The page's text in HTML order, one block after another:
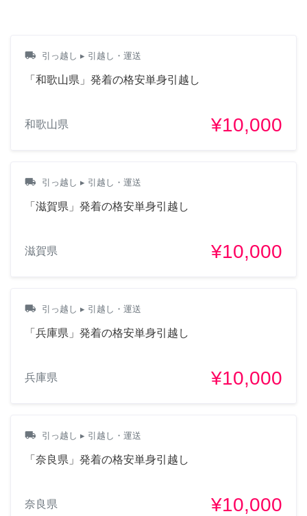
local_shipping 引っ越し ▸ 引越し・運送
「和歌山県」発着の格安単身引越し
和歌山県 ¥10,000
local_shipping 引っ越し ▸ 引越し・運送
「滋賀県」発着の格安単身引越し
滋賀県 ¥10,000
local_shipping 引っ越し ▸ 引越し・運送
「兵庫県」発着の格安単身引越し
兵庫県 ¥10,000
local_shipping 引っ越し ▸ 引越し・運送
「奈良県」発着の格安単身引越し
奈良県 ¥10,000